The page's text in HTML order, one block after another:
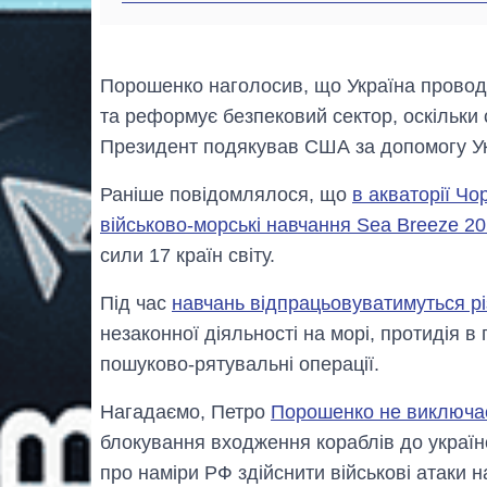
Порошенко наголосив, що Україна
та реформує безпековий сектор,
Президент подякував США за допомогу
Раніше повідомлялося, що в акваторії
військово-морські навчання Sea Breeze
сили 17 країн світу.
Під час навчань відпрацьовуватимуться
незаконної діяльності на морі, протидія
пошуково-рятувальні операції.
Нагадаємо, Петро Порошенко не
блокування входження кораблів до
про наміри РФ здійснити військові атаки